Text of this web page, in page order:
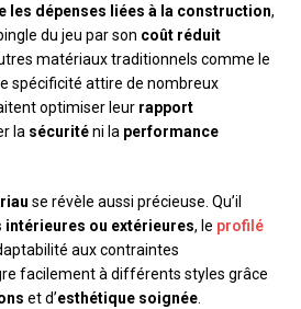
les dépenses liées à la construction,
du jeu par son coût réduit
matériaux traditionnels comme le
spécificité attire de nombreux
optimiser leur rapport
la sécuriténi la performance
se révèle aussi précieuse. Qu’il
intérieures ou extérieures, le profilé
aux contraintes
facilement à différents styles grâce
et d’esthétique soignée